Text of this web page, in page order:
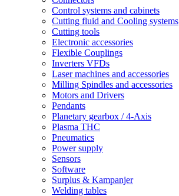
Control systems and cabinets
Cutting fluid and Cooling systems
Cutting tools
Electronic accessories
Flexible Couplings
Inverters VFDs
Laser machines and accessories
Milling Spindles and accessories
Motors and Drivers
Pendants
Planetary gearbox / 4-Axis
Plasma THC
Pneumatics
Power supply
Sensors
Software
Surplus & Kampanjer
Welding tables